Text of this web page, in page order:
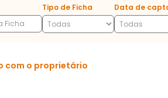
Tipo de Ficha
Data de
com o proprietário